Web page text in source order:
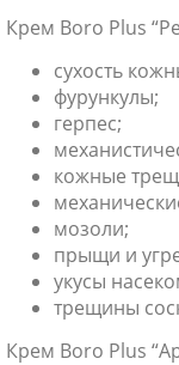
Крем Boro Plus
сухость
фурункулы;
герпес;
кожные
мозоли;
прыщи и
укусы
трещины
Крем Boro Plus